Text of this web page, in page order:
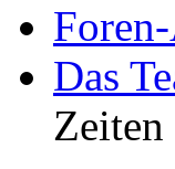
Das